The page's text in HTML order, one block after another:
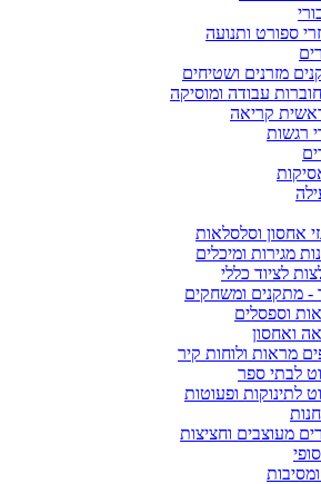
ספורט ותנועה
מזרנים ושטיחים
עבודה ומוסיקה
קריאה
רגשות
אחסון וסלסלאות
מגירות ומיכלים
לציוד כללי
- מתקנים ומשחקים
וספסלים
ואחסון
מראות ולוחות קיר
לבתי ספר
לתינוקות ופעוטות
מעוצבים וחציצות